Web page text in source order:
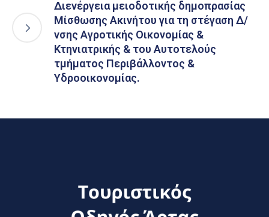
Διενέργεια μειοδοτικής δημοπρασίας
Μίσθωσης Ακινήτου για τη στέγαση Δ/
νσης Αγροτικής Οικονομίας &
Κτηνιατρικής & του Αυτοτελούς
τμήματος Περιβάλλοντος &
Υδροοικονομίας.